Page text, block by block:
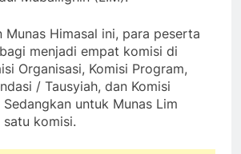
Munas Himasal ini, para peserta
menjadi empat komisi di
Organisasi, Komisi Program,
/ Tausyiah, dan Komisi
Sedangkan untuk Munas Lim
komisi.